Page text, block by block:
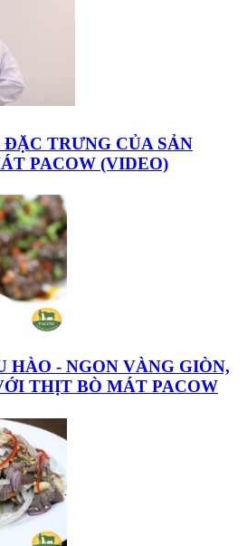
TRƯNG CỦA SẢN
PACOW (VIDEO)
HÀO - NGON VÀNG GIÒN,
THỊT BÒ MÁT PACOW